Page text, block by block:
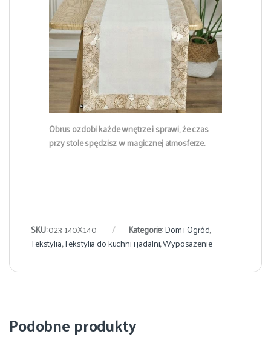
Obrus ozdobi każde wnętrze i sprawi, że czas
przy stole spędzisz w magicznej atmosferze.
SKU:023 140X140 Kategorie:Dom i Ogród,
Tekstylia,Tekstylia do kuchni i jadalni,Wyposażenie
Podobne produkty